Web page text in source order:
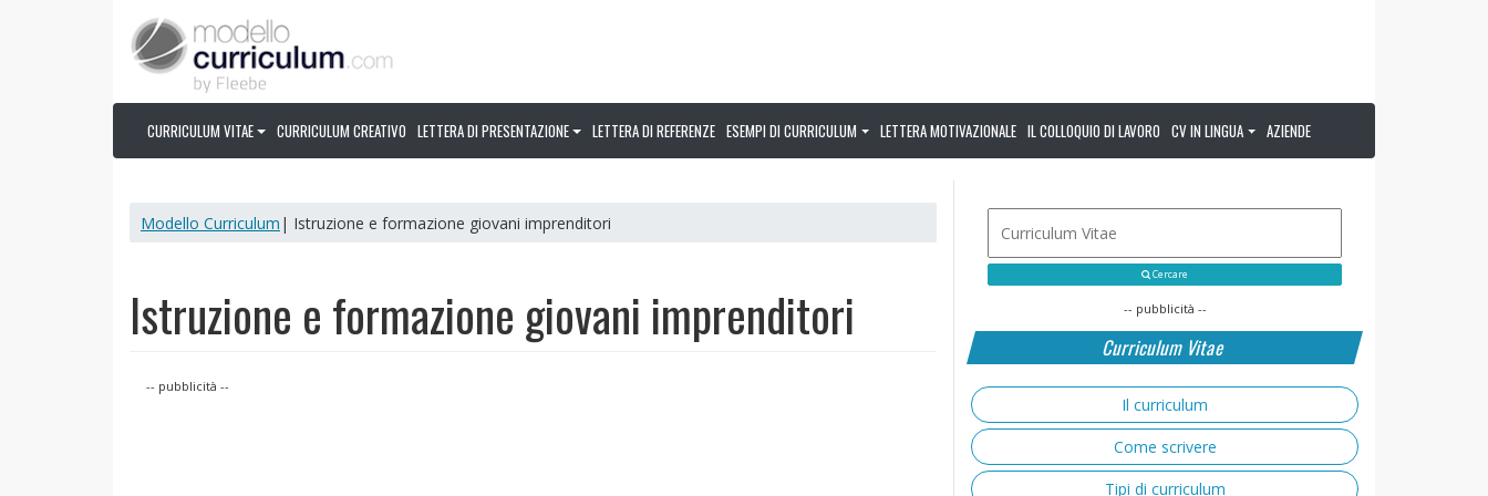
CURRICULUM VITAE CURRICULUM CREATIVO LETTERA DI PRESENTAZIONE LETTERA DI REFERENZE ESEMPI DI CURRICULUM LETTERA MOTIVAZIONALE IL COLLOQUIO DI LAVORO CV IN LINGUA AZIENDE
Modello Curriculum | Istruzione e formazione giovani imprenditori
Istruzione e formazione giovani imprenditori
-- pubblicità --
Cercare
-- pubblicità --
Curriculum Vitae
Il curriculum
Come scrivere
Tipi di curriculum